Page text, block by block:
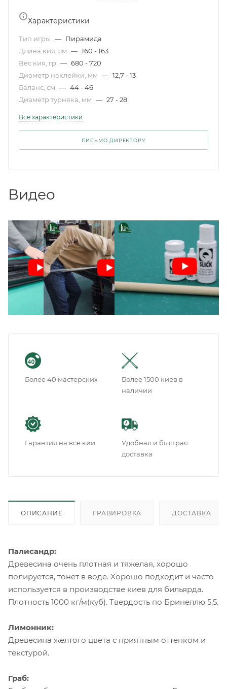
Характеристики
Тип игры — Пирамида
Длина кия, см — 160 - 163
Вес кия, гр — 680 - 720
Диаметр наклейки, мм — 12,7 - 13
Баланс, см — 44 - 46
Диаметр турняка, мм — 27 - 28
Все характеристики
ПИСЬМО ДИРЕКТОРУ
Видео
Более 40 мастерских
Более 1500 киев в
наличии
Гарантия на все кии
Удобная и быстрая
доставка
ОПИСАНИЕ ГРАВИРОВКА ДОСТАВКА
Палисандр:
Древесина очень плотная и тяжелая, хорошо
полируется, тонет в воде. Хорошо подходит и часто
используется в производстве киев для бильярда.
Плотность 1000 кг/м(куб). Твердость по Бринеллю 5,5.
Лимонник:
Древесина желтого цвета с приятным оттенком и
текстурой.
Граб: